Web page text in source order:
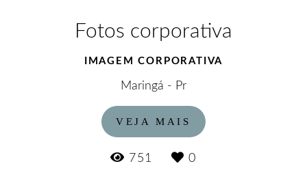
Fotos corporativa
IMAGEM CORPORATIVA
Maringá - Pr
VEJA MAIS
751 0